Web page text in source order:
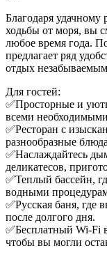
Благодаря
ходьбы от моря, вы
любое время года.
предлагает ряд
отдых
Для гостей:
✅Просторные и
всеми
✅Ресторан с
разнообразные
✅Наслаждайтесь
деликатесов,
✅Теплый бассейн,
водными
✅Русская баня, где
после долгого дня.
✅Бесплатный Wi-Fi
чтобы вы могли